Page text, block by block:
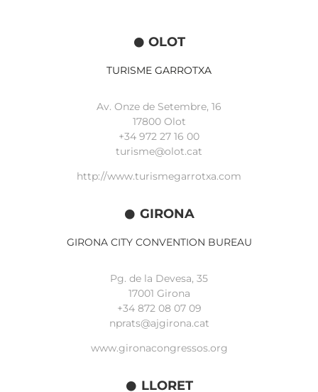
OLOT
TURISME GARROTXA
Av. Onze de Setembre, 16
17800 Olot
+34 972 27 16 00
turisme@olot.cat
http://www.turismegarrotxa.com
GIRONA
GIRONA CITY CONVENTION BUREAU
Pg. de la Devesa, 35
17001 Girona
+34 872 08 07 09
nprats@ajgirona.cat
www.gironacongressos.org
LLORET